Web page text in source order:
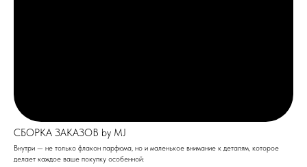
СБОРКА ЗАКАЗОВ by MJ
Внутри — не только флакон парфюма, но и маленькое внимание к деталям, которое
делает каждое ваше покупку особенной: